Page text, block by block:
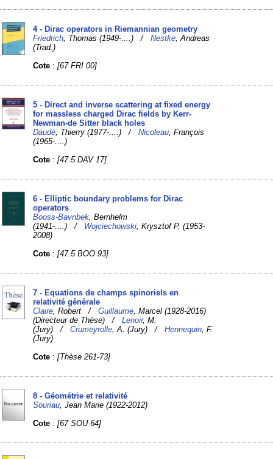
4 - Dirac operators in Riemannian geometry
Friedrich , Thomas (1949-....) /Nestke , Andreas
(Trad.)
Cote :[67 FRI 00]
5 - Direct and inverse scattering at fixed energy
for massless charged Dirac fields by Kerr-
Newman-de Sitter black holes
Daudé , Thierry (1977-....) /Nicoleau , François
(1965-....)
Cote :[47.5 DAV 17]
6 - Elliptic boundary problems for Dirac
operators
Booss-Bavnbek , Bernhelm
(1941-....) / Wojciechowski , Krysztof P. (1953-
2008)
Cote :[47.5 BOO 93]
7 - Equations de champs spinoriels en
relativité générale
Claire , Robert /Guillaume , Marcel (1928-2016)
(Directeur de Thèse) /Lenoir, M.
(Jury) /Crumeyrolle , A. (Jury) /Hennequin , F.
(Jury)
Cote :[Thèse 261-73]
8 - Géométrie et relativité
Souriau , Jean Marie (1922-2012)
Cote :[67 SOU 64]